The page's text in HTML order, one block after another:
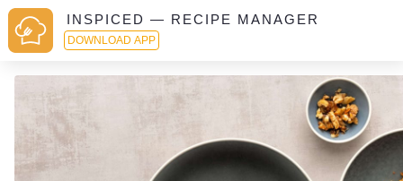
INSPICED — RECIPE MANAGER
DOWNLOAD APP